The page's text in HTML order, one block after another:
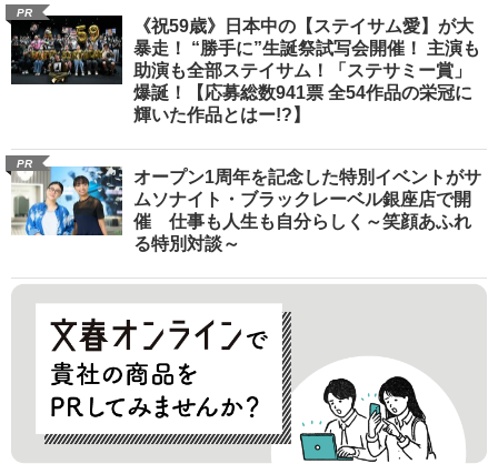
PR
《祝59歳》日本中の【ステイサム愛】が大
暴走！ “勝手に”生誕祭試写会開催！ 主演も
助演も全部ステイサム！「ステサミー賞」
爆誕！【応募総数941票 全54作品の栄冠に
輝いた作品とはー!?】
PR
オープン1周年を記念した特別イベントがサ
ムソナイト・ブラックレーベル銀座店で開
催 仕事も人生も自分らしく～笑顔あふれ
る特別対談～